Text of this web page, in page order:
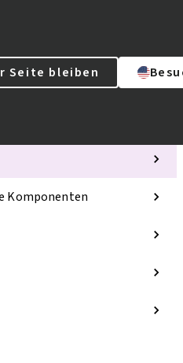
Seite bleiben
Unsere Marken
Komponenten